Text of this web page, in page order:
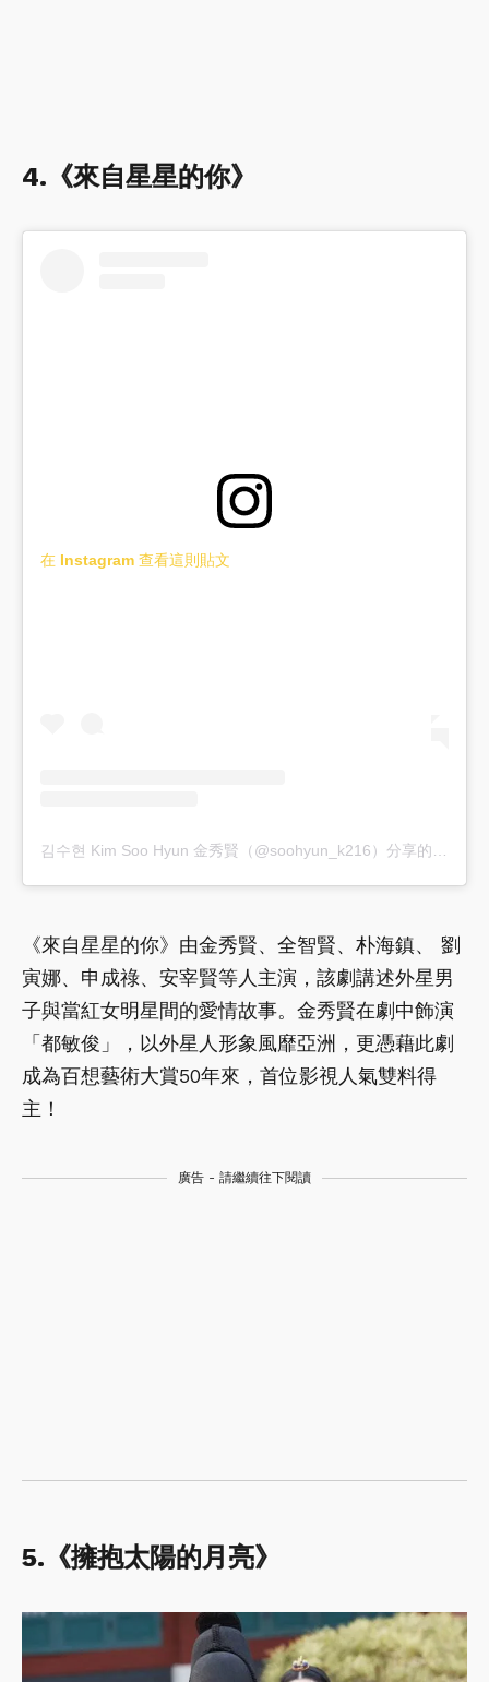
4.《來自星星的你》
在 Instagram 查看這則貼文
김수현 Kim Soo Hyun 金秀賢（@soohyun_k216）分享的貼文
《來自星星的你》由金秀賢、全智賢、朴海鎮、 劉
寅娜、申成祿、安宰賢等人主演，該劇講述外星男
子與當紅女明星間的愛情故事。金秀賢在劇中飾演
「都敏俊」，以外星人形象風靡亞洲，更憑藉此劇
成為百想藝術大賞50年來，首位影視人氣雙料得
主！
廣告 - 請繼續往下閱讀
5.《擁抱太陽的月亮》